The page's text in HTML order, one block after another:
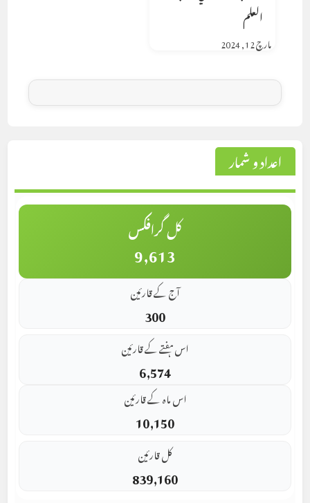
العلم
مارچ 12, 2024
اعداد و شمار
کل گرافکس
9,613
آج کے قارئین
300
اس ہفتے کے قارئین
6,574
اس ماہ کے قارئین
10,150
کل قارئین
839,160